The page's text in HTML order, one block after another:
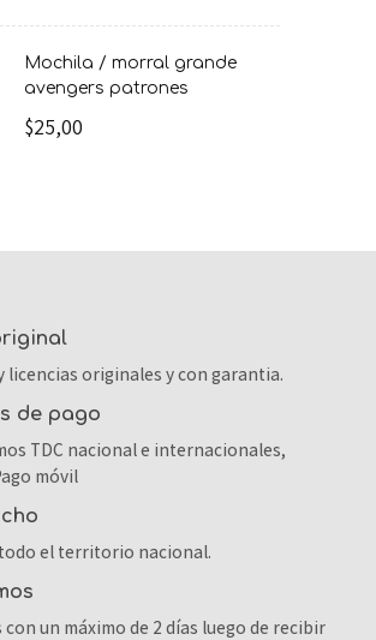
mochila / morral grande
avengers patrones
$25,00
licencias originales y con garantia.
de pago
TDC nacional e internacionales,
móvil
el territorio nacional.
con un máximo de 2 días luego de recibir